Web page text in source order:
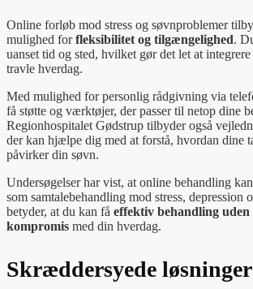
Online forløb mod stress og søvnproblemer
mulighed forfleksibilitet og tilgængelighed.
uanset tid og sted, hvilket gør det let at
travle hverdag.
Med mulighed for personlig rådgivning via
få støtte og værktøjer, der passer til netop dine
Regionhospitalet Gødstrup tilbyder også
der kan hjælpe dig med at forstå, hvordan dine
påvirker din søvn.
Undersøgelser har vist, at online behandling
som samtalebehandling mod stress, depression
betyder, at du kan få effektiv behandling uden
kompromis med din hverdag.
Skræddersyede løsninger